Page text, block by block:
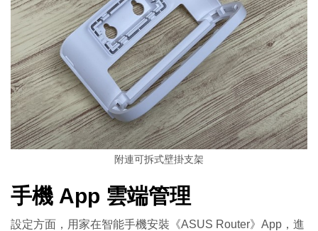
附連可拆式壁掛支架
手機 App 雲端管理
設定方面，用家在智能手機安裝《ASUS Router》App，進